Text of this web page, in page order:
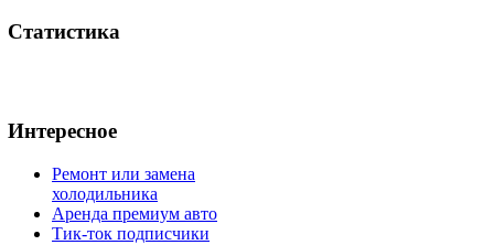
Статистика
Интересное
Ремонт или замена
холодильника
Аренда премиум авто
Тик-ток подписчики